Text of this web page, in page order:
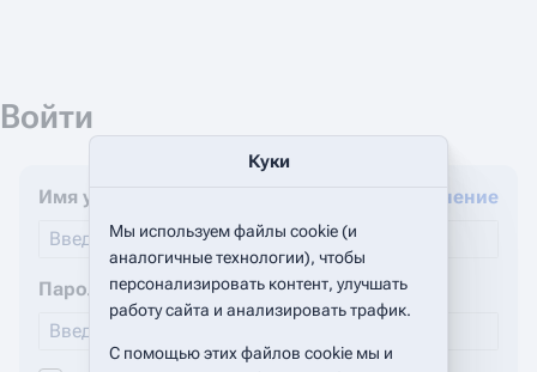
Войти
Имя учётной записи Защищённое соединение
Пароль
Куки
Мы используем файлы cookie (и
аналогичные технологии), чтобы
персонализировать контент, улучшать
работу сайта и анализировать трафик.
С помощью этих файлов cookie мы и